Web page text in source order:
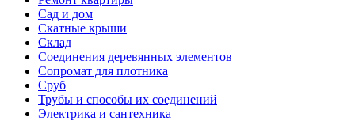
Сад и дом
Скатные крыши
Склад
Соединения деревянных элементов
Сопромат для плотника
Сруб
Трубы и способы их соединений
Электрика и сантехника